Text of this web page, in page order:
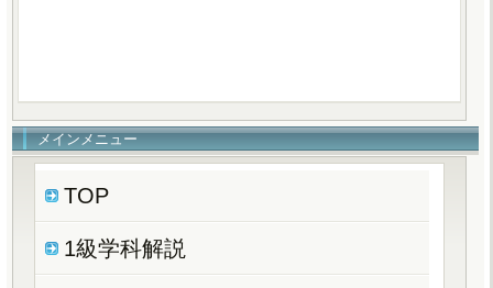
メインメニュー
TOP
1級学科解説